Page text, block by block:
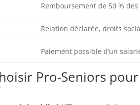
Remboursement de 50 %
Relation déclarée, droits
Paiement possible d’un
Pro-Seniors